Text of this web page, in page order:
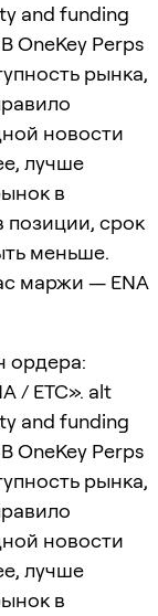
and funding
OneKey Perps
рынка,
новости
лучше
в
позиции, срок
меньше.
маржи — ENA
ордера:
/ ETC». alt
and funding
OneKey Perps
рынка,
новости
лучше
в